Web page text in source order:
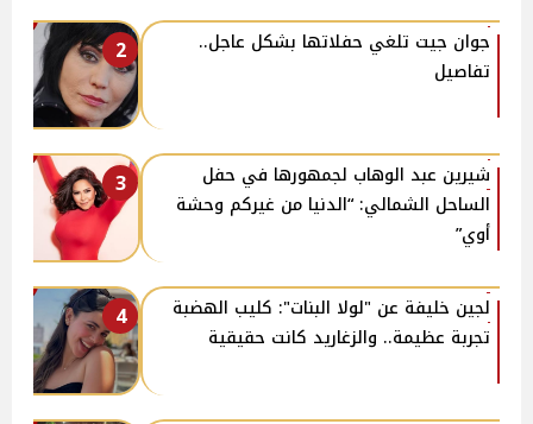
2
جوان جيت تلغي حفلاتها بشكل عاجل..
تفاصيل
3
شيرين عبد الوهاب لجمهورها في حفل
الساحل الشمالي: “الدنيا من غيركم وحشة
أوي”
4
لجين خليفة عن "لولا البنات": كليب الهضبة
تجربة عظيمة.. والزغاريد كانت حقيقية